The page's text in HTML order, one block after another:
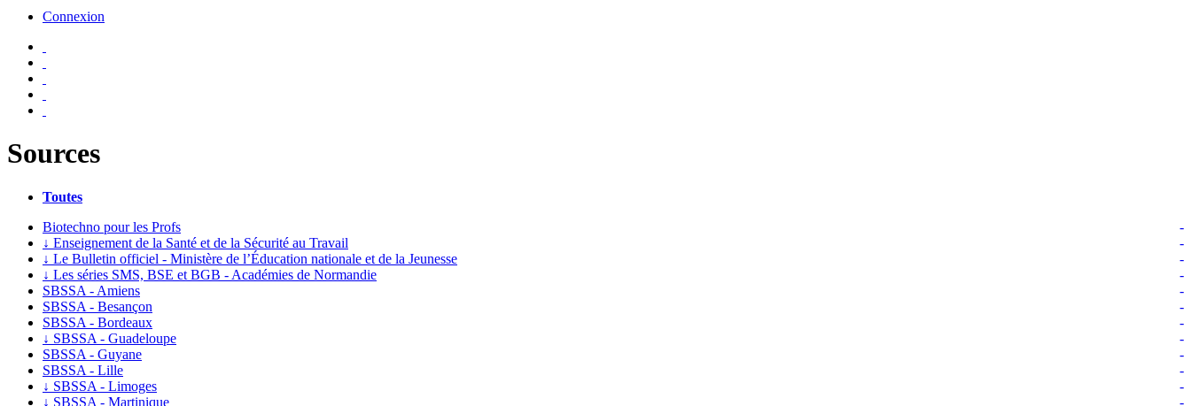
Connexion
Sources
Toutes
-
Biotechno pour les Profs
-
↓ Enseignement de la Santé et de la Sécurité au Travail
-
↓ Le Bulletin officiel - Ministère de l’Éducation nationale et de la Jeunesse
-
↓ Les séries SMS, BSE et BGB - Académies de Normandie
-
SBSSA - Amiens
-
SBSSA - Besançon
-
SBSSA - Bordeaux
-
↓ SBSSA - Guadeloupe
-
SBSSA - Guyane
-
SBSSA - Lille
-
↓ SBSSA - Limoges
-
↓ SBSSA - Martinique